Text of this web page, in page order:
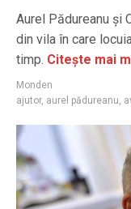
Aurel Pădureanu și
din vila în care
timp. Citește mai
Monden
ajutor, aurel pădureanu,